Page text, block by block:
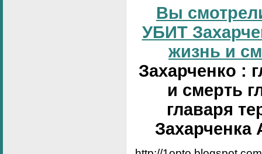
Вы
УБИТ
жизнь и
Захарченко :
и смерть
главаря
Захарченка